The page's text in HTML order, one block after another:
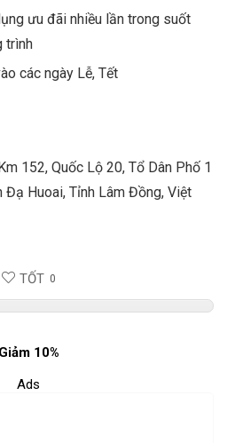
ưu đãi nhiều lần trong suốt
trình
các ngày Lễ, Tết
152, Quốc Lộ 20, Tổ Dân Phố 1
Đạ Huoai, Tỉnh Lâm Đồng, Việt
TỐT 0
Giảm 10%
Ads